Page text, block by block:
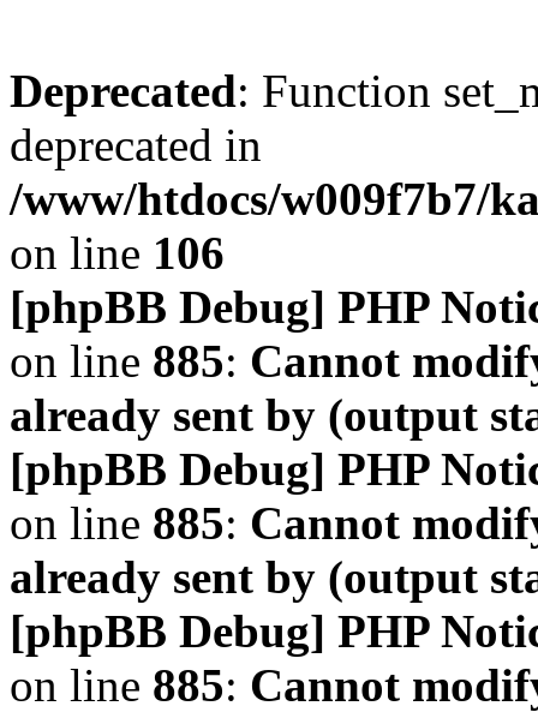
Deprecated: Function
deprecated in
/www/htdocs/w009f7b7/
on line 106
[phpBB Debug] PHP
on line 885: Cannot
already sent by (output
[phpBB Debug] PHP
on line 885: Cannot
already sent by (output
[phpBB Debug] PHP
on line 885: Cannot